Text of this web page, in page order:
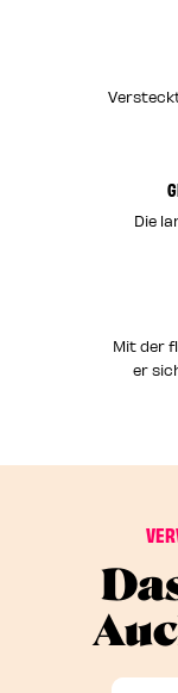
Die
Mit der
er